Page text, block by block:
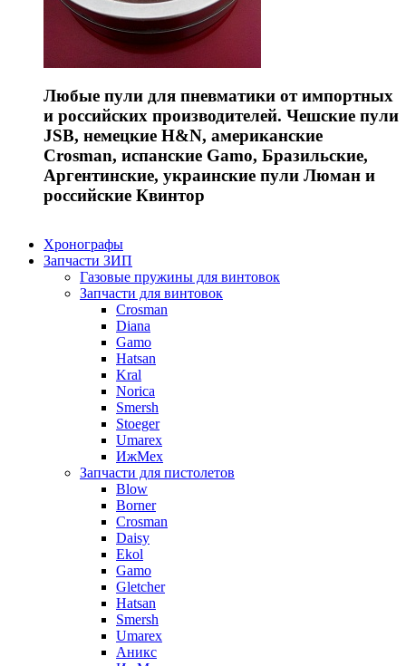
Любые пули для пневматики от импортных
и российских производителей. Чешские пули
JSB, немецкие H&N, американские
Crosman, испанские Gamo, Бразильские,
Аргентинские, украинские пули Люман и
российские Квинтор
Хронографы
Запчасти ЗИП
Газовые пружины для винтовок
Запчасти для винтовок
Crosman
Diana
Gamo
Hatsan
Kral
Norica
Smersh
Stoeger
Umarex
ИжМех
Запчасти для пистолетов
Blow
Borner
Crosman
Daisy
Ekol
Gamo
Gletcher
Hatsan
Smersh
Umarex
Аникс